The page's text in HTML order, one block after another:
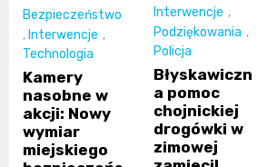
Bezpieczeństwo
, Interwencje ,
Technologia
Kamery
nasobne w
akcji: Nowy
wymiar
miejskiego
Interwencje ,
Podziękowania ,
Policja
Błyskawiczn
a pomoc
chojnickiej
drogówki w
zimowej